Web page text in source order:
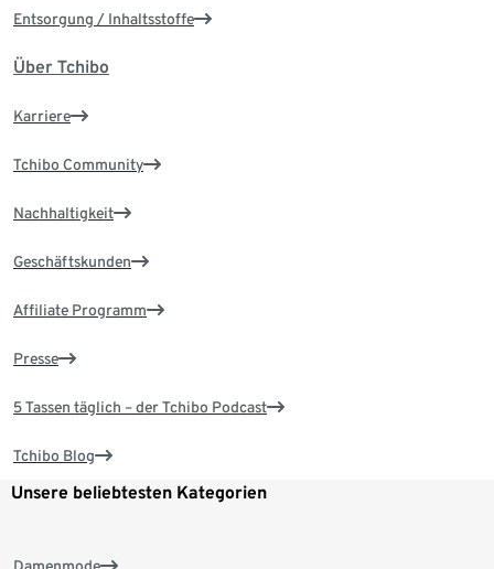
Entsorgung / Inhaltsstoffe
Über Tchibo
Karriere
Tchibo Community
Nachhaltigkeit
Geschäftskunden
Affiliate Programm
Presse
5 Tassen täglich – der Tchibo Podcast
Tchibo Blog
Unsere beliebtesten Kategorien